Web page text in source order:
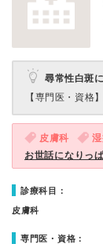
尋常性白斑
【専門医・資格】
皮膚科
お世話になりっ
診療科目：
皮膚科
専門医・資格：